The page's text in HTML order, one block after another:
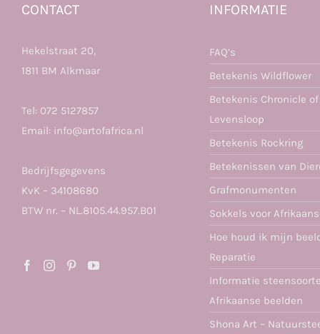
CONTACT
Hekelstraat 20,
1811 BM Alkmaar
Tel: 072 5127857
Email: info@artofafrica.nl
Bedrijfsgegevens
KvK – 34108680
BTW nr. – NL.8105.44.957.B01
INFORMATIE
FAQ’s
Betekenis Wildflower
Betekenis Chronicle of
Levensloop
Betekenis Rockring
Betekenissen van
Grafmonumenten
Sokkels voor
Hoe houd ik mijn
Reparatie
Informatie
Afrikaanse beelden
Shona Art –